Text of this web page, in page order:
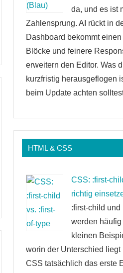
da, und es ist
Zahlensprung. AI rückt in
Dashboard bekommt
Blöcke und feinere
erweitern den Editor. Was
kurzfristig herausgeflogen
beim Update achten
HTML & CSS
CSS: :first-
richtig
:first-child und
werden
kleinen
worin der Unterschied liegt
CSS tatsächlich das erste